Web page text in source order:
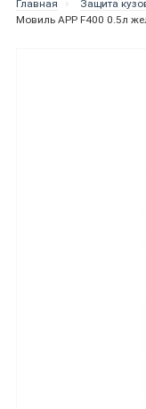
Главная Защита
Мовиль APP F400 0.5л